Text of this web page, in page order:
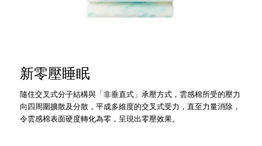
新零壓睡眠
隨住交叉式分子結構與「非垂直式」承壓方式，雲感棉所受的壓力
向四周圍擴散及分散，平成多維度的交叉式受力，直至力量消除，
令雲感棉表面硬度轉化為零，呈現出零壓效果。